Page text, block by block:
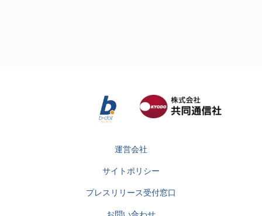
運営会社
サイトポリシー
プレスリリース受付窓口